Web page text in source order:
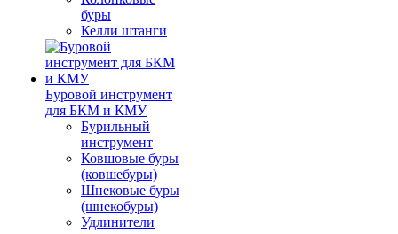
буры
Келли штанги
Буровой инструмент
для БКМ и КМУ
Бурильный
инструмент
Ковшовые буры
(ковшебуры)
Шнековые буры
(шнекобуры)
Удлинители